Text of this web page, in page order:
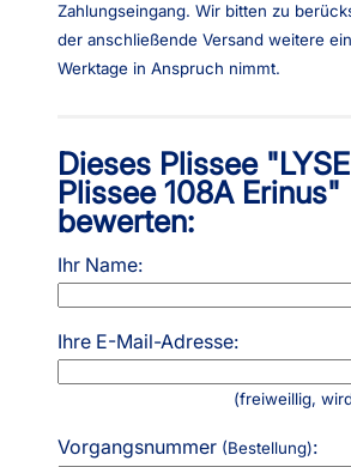
Zahlungseingang. Wir bitten zu
der anschließende Versand weitere
Werktage in Anspruch nimmt.
Dieses Plissee
Plissee 108A Erinus"
bewerten:
Ihr Name:
Ihre E-Mail-Adresse:
(freiweillig,
Vorgangsnummer (Bestellung):